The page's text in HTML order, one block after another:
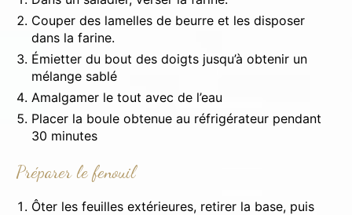
Couper des lamelles de beurre et les disposer
dans la farine.
Émietter du bout des doigts jusqu’à obtenir un
mélange sablé
Amalgamer le tout avec de l’eau
Placer la boule obtenue au réfrigérateur pendant
30 minutes
Préparer le fenouil
Ôter les feuilles extérieures, retirer la base, puis